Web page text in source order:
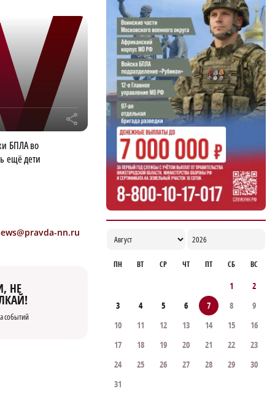
r
БПЛА во
ещё дети
nn.ru
НЕ
событий
предсезонный сбор
19:27
Дзержинский «Парус» завоевал серебро
на Чемпионате России по ПОДА-футболу
19:22
Владельца кафе осудили за отказ пустить
нижегородца с собакой-поводырем
19:05
ПН ВТ СР ЧТ ПТ СБ ВС
1
2
3
4 5 6 7 8
9
10
11 12 13 14 15
16
17
18 19 20 21 22
23
24
25 26 27 28 29
30
31